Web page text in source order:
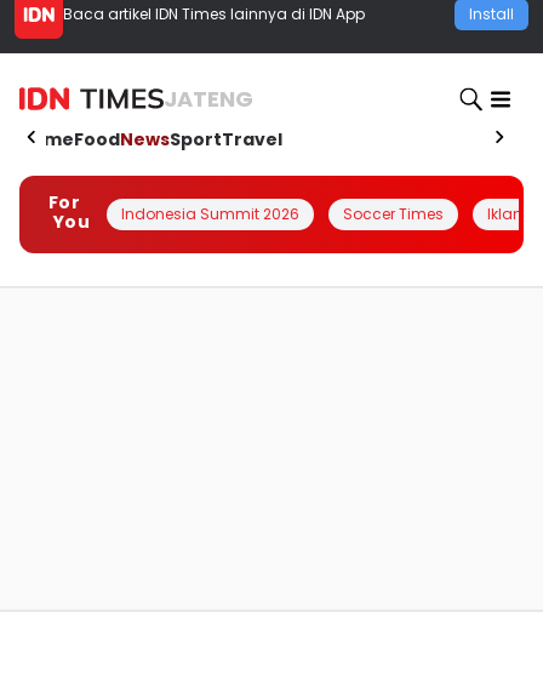
Baca artikel IDN Times lainnya di IDN App Install
JATENG
HomeFoodNewsSportTravel
For
You
Indonesia Summit 2026 Soccer Times Iklanin